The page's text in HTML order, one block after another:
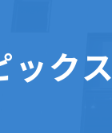
ックス